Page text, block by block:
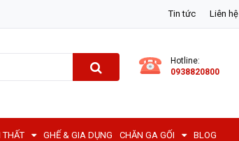
Tin tức Liên hệ
Hotline:
0938820800
THẤT GHẾ & GIA DỤNG CHĂN GA GỐI BLOG